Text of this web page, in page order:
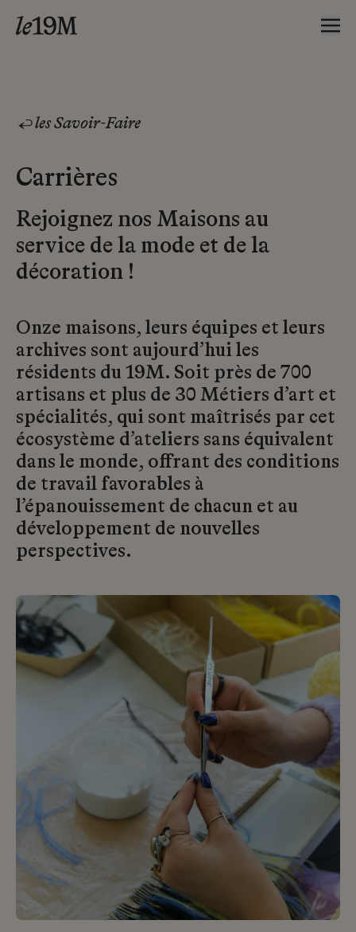
les Savoir-Faire
Carrières
Rejoignez nos Maisons au
service de la mode et de la
décoration !
Onze maisons, leurs équipes et leurs
archives sont aujourd’hui les
résidents du 19M. Soit près de 700
artisans et plus de 30 Métiers d’art et
spécialités, qui sont maîtrisés par cet
écosystème d’ateliers sans équivalent
dans le monde, offrant des conditions
de travail favorables à
l’épanouissement de chacun et au
développement de nouvelles
perspectives.